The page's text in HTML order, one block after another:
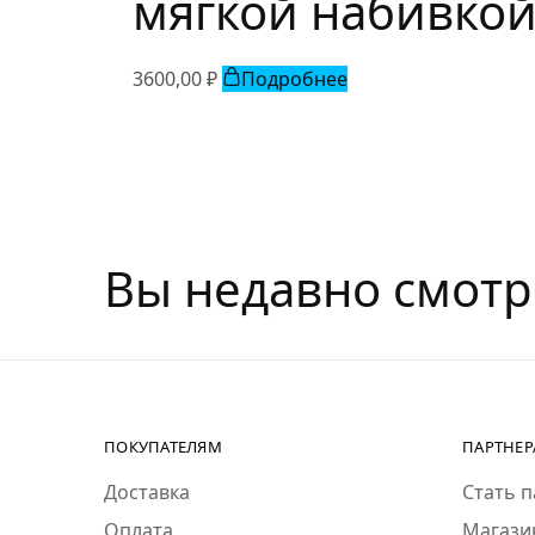
3600,00₽ Подробнее
Вы недавно
ПОКУПАТЕЛЯМ
Доставка
Стать